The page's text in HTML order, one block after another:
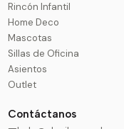
Rincón Infantil
Home Deco
Mascotas
Sillas de Oficina
Asientos
Outlet
Contáctanos